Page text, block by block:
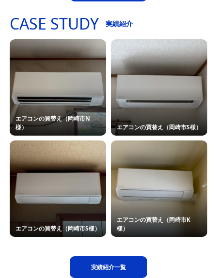
CASE STUDY 実績紹介
エアコンの買替え（岡崎市N
様）
エアコンの買替え（岡崎市S様）
エアコンの買替え（岡崎市S様）
エアコンの買替え（岡崎市K
様）
実績紹介一覧